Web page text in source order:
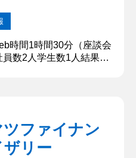
時間1時間30分（座談会
数2人学生数1人結果通
う乗り越えましたか？
いことにチャレンジし
ファイナン
リー